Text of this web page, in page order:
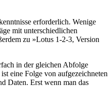
erforderlich. Wenige
mit unterschiedlichen
zu »Lotus 1-2-3, Version
in der gleichen Abfolge
eine Folge von aufgezeichneten
Daten. Erst wenn man das